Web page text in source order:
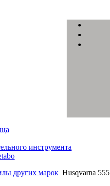
инструмента
других марок Husqvarna 555